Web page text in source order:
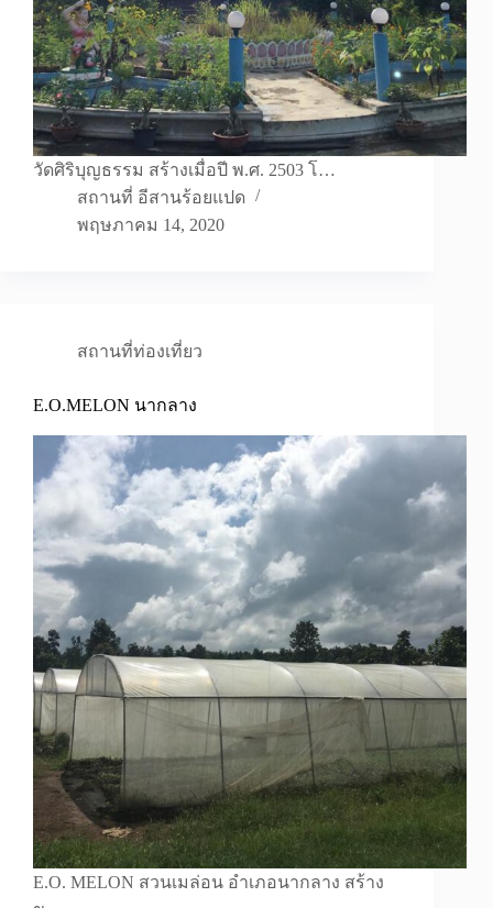
วัดศิริบุญธรรม สร้างเมื่อปี พ.ศ. 2503 โ…
สถานที่ อีสานร้อยแปด
พฤษภาคม 14, 2020
สถานที่ท่องเที่ยว
E.O.MELON นากลาง
E.O. MELON สวนเมล่อน อำเภอนากลาง สร้าง